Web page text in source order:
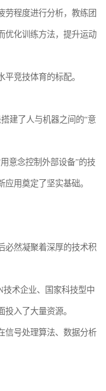
劳程度进行分析，教练团
优化训练方法，提升运动
竞技体育的标配。
建了人与机器之间的“意
意念控制外部设备”的技
用奠定了坚实基础。
必然凝聚着深厚的技术积
术企业、国家科技型中
入了大量资源。
信号处理算法、数据分析